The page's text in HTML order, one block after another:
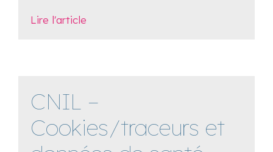
Lire l'article
CNIL –
Cookies/traceurs et